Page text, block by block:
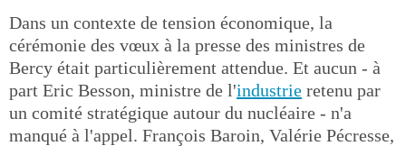
Dans un contexte de tension économique, la
cérémonie des vœux à la presse des ministres de
Bercy était particulièrement attendue. Et aucun - à
part Eric Besson, ministre de l'industrie retenu par
un comité stratégique autour du nucléaire - n'a
manqué à l'appel. François Baroin, Valérie Pécresse,